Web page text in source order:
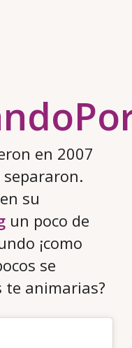
en 2007
su
un poco de
¡como
se
te animarias?